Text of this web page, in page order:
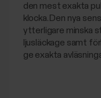
den mest exakta
klocka. Den nya
ytterligare minska
ljusläckage samt
ge exakta